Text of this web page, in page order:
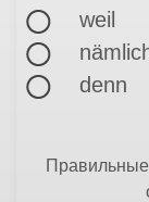
weil
denn